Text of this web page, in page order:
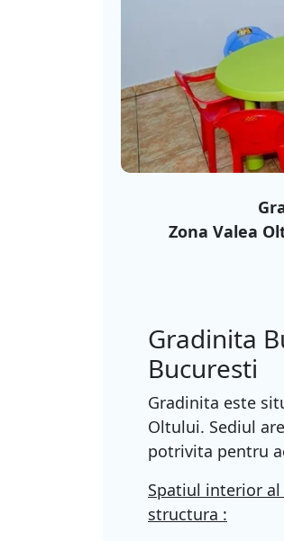
Zona Valea
Gradinita
Bucuresti
Gradinita este
Oltului. Sediul
potrivita pentru
Spatiul interior
structura :